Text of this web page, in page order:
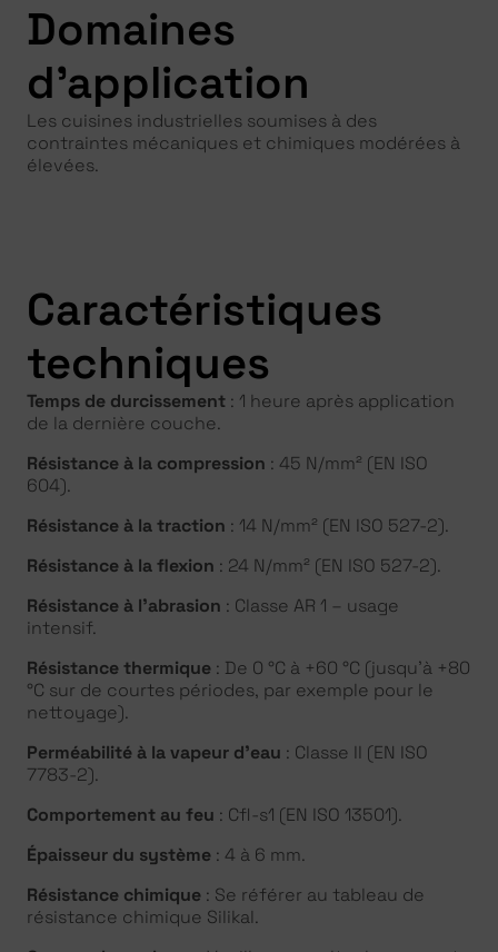
Domaines
d'application
Les cuisines industrielles soumises à des
contraintes mécaniques et chimiques modérées à
élevées.
Caractéristiques
techniques
Temps de durcissement : 1 heure après application
de la dernière couche.
Résistance à la compression : 45 N/mm² (EN ISO
604).
Résistance à la traction : 14 N/mm² (EN ISO 527-2).
Résistance à la flexion : 24 N/mm² (EN ISO 527-2).
Résistance à l’abrasion : Classe AR 1 – usage
intensif.
Résistance thermique : De 0 °C à +60 °C (jusqu’à +80
°C sur de courtes périodes, par exemple pour le
nettoyage).
Perméabilité à la vapeur d’eau : Classe II (EN ISO
7783-2).
Comportement au feu : Cfl-s1 (EN ISO 13501).
Épaisseur du système : 4 à 6 mm.
Résistance chimique : Se référer au tableau de
résistance chimique Silikal.